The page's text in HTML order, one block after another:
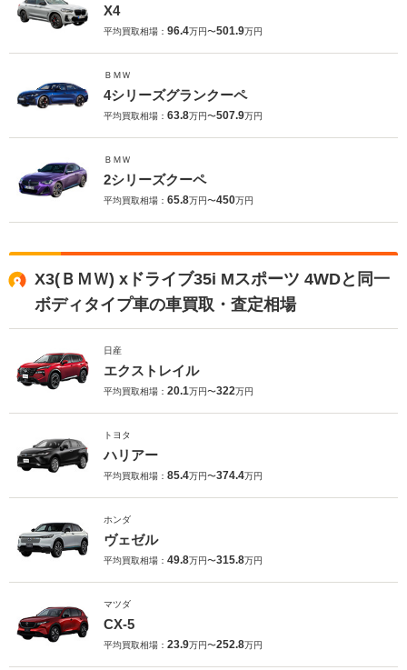
X4
平均買取相場： 96.4万円〜501.9万円
ＢＭＷ
4シリーズグランクーペ
平均買取相場： 63.8万円〜507.9万円
ＢＭＷ
2シリーズクーペ
平均買取相場： 65.8万円〜450万円
X3(ＢＭＷ) xドライブ35i Mスポーツ 4WDと同一
ボディタイプ車の車買取・査定相場
日産
エクストレイル
平均買取相場： 20.1万円〜322万円
トヨタ
ハリアー
平均買取相場： 85.4万円〜374.4万円
ホンダ
ヴェゼル
平均買取相場： 49.8万円〜315.8万円
マツダ
CX-5
平均買取相場： 23.9万円〜252.8万円